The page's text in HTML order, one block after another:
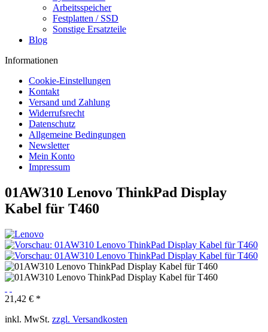
Arbeitsspeicher
Festplatten / SSD
Sonstige Ersatzteile
Blog
Informationen
Cookie-Einstellungen
Kontakt
Versand und Zahlung
Widerrufsrecht
Datenschutz
Allgemeine Bedingungen
Newsletter
Mein Konto
Impressum
01AW310 Lenovo ThinkPad Display
Kabel für T460
21,42 € *
inkl. MwSt. zzgl. Versandkosten